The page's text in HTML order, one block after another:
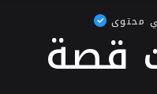
محتوىقصة